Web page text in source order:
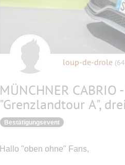
loup-de-drole
MÜNCHNER
"Grenzlandtour A",
Bestätigungsevent
Hallo "oben ohne" Fans,